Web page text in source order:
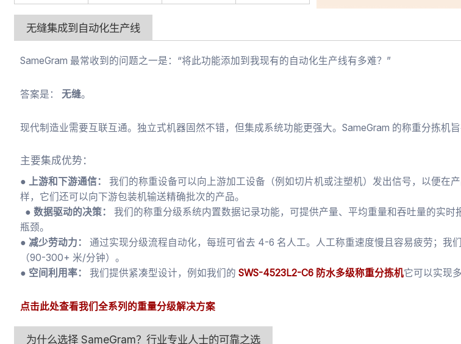
无缝集成到自动化生产线
SameGram 最常收到的问题之一是：“将此功能添加到我现有的自动化生产线有多难？”
答案是：无缝。
现代制造业需要互联互通。独立式机器固然不错，但集成系统功能更强大。SameGram 的称重分拣机旨
主要集成优势：
● 上游和下游通信：
我们的称重设备可以向上游加工设备（例如切片机或注塑机）发出信号，以便在
样，它们还可以向下游包装机输送精确批次的产品。
● 数据驱动的决策：我们的称重分级系统内置数据记录功能，可提供产量、平均重量和吞吐量的实时
瓶颈。
● 减少劳动力：
通过实现分级流程自动化，每班可省去 4-6 名人工。人工称重速度慢且容易疲劳；我
（90-300+ 米/分钟）。
● 空间利用率：我们提供紧凑型设计，例如我们的SWS-4523L2-C6 防水多级称重分拣机它可以实现
点击此处查看我们全系列的重量分级解决方案
为什么选择 SameGram？行业专业人士的可靠之选